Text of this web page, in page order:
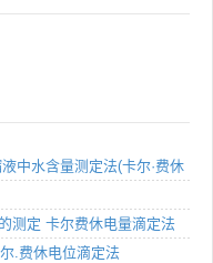
中水含量测定法(卡尔·费休
测定 卡尔费休电量滴定法
.费休电位滴定法